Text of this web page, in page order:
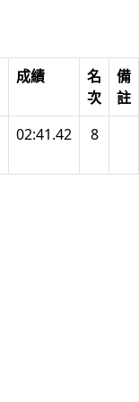
成績
名
次
備
註
02:41.42 8